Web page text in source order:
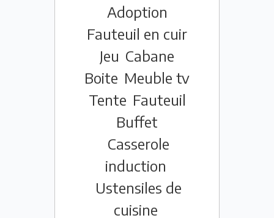
Adoption
Fauteuil en cuir
Jeu Cabane
Boite Meuble tv
Tente Fauteuil
Buffet
Casserole
induction
Ustensiles de
cuisine